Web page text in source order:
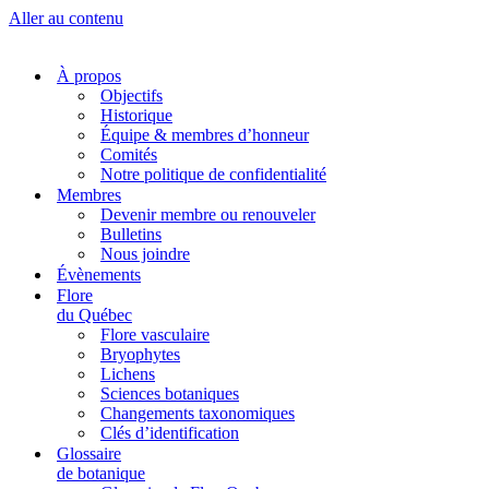
Aller au contenu
À propos
Objectifs
Historique
Équipe & membres d’honneur
Comités
Notre politique de confidentialité
Membres
Devenir membre ou renouveler
Bulletins
Nous joindre
Évènements
Flore
du Québec
Flore vasculaire
Bryophytes
Lichens
Sciences botaniques
Changements taxonomiques
Clés d’identification
Glossaire
de botanique